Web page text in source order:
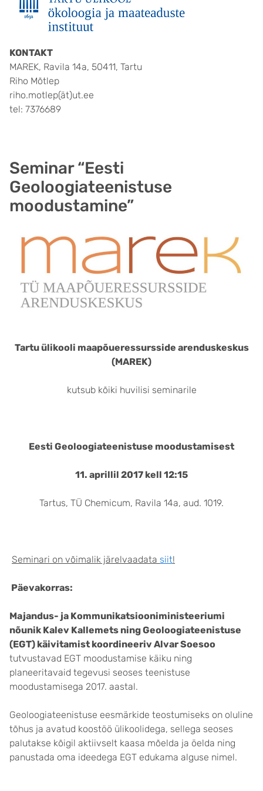
Seminar “Eesti
Geoloogiateenistuse
moodustamine”
Tartu ülikooli maapõueressursside arenduskeskus
(MAREK)
kutsub kõiki huvilisi seminarile
Eesti Geoloogiateenistuse moodustamisest
11. aprillil 2017 kell 12:15
Tartus, TÜ Chemicum, Ravila 14a, aud. 1019.
Seminari on võimalik järelvaadata siit!
Päevakorras:
Majandus- ja Kommunikatsiooniministeeriumi
nõunik Kalev Kallemets ning Geoloogiateenistuse
(EGT) käivitamist koordineeriv Alvar Soesoo
tutvustavad EGT moodustamise käiku ning
planeeritavaid tegevusi seoses teenistuse
moodustamisega 2017. aastal.
Geoloogiateenistuse eesmärkide teostumiseks on oluline
tõhus ja avatud koostöö ülikoolidega, sellega seoses
palutakse kõigil aktiivselt kaasa mõelda ja öelda ning
panustada oma ideedega EGT edukama alguse nimel.
KONTAKT
MAREK, Ravila 14a, 50411, Tartu
Riho Mõtlep
riho.motlep(ät)ut.ee
tel: 7376689